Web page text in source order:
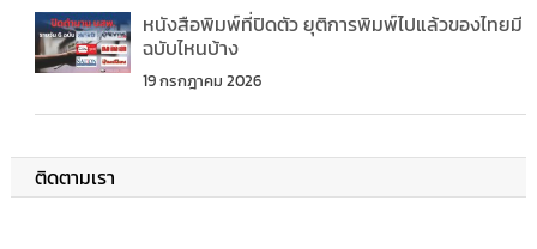
หนังสือพิมพ์ที่ปิดตัว ยุติการพิมพ์ไปแล้วของไทยมี
ฉบับไหนบ้าง
19 กรกฎาคม 2026
ติดตามเรา